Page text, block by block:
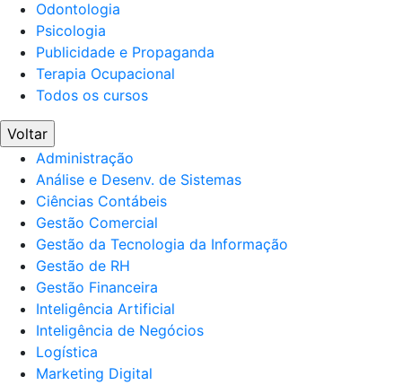
Odontologia
Psicologia
Publicidade e Propaganda
Terapia Ocupacional
Todos os cursos
Voltar
Administração
Análise e Desenv. de Sistemas
Ciências Contábeis
Gestão Comercial
Gestão da Tecnologia da Informação
Gestão de RH
Gestão Financeira
Inteligência Artificial
Inteligência de Negócios
Logística
Marketing Digital